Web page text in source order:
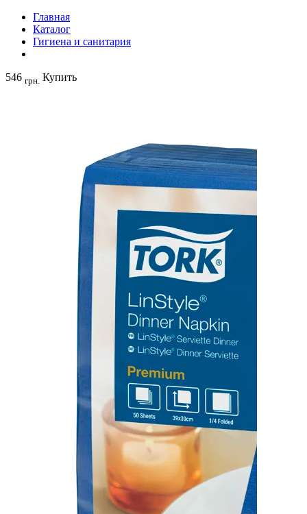
Главная
Каталог
Гигиена и санитария
546 грн. Купить